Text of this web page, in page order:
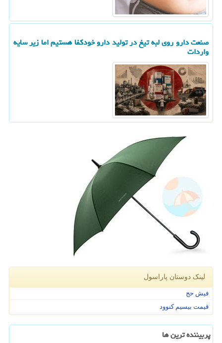
صنعت دارو روی لبه تیغ در تولید دارو خودکفا هستیم اما زیر سایه
واردات
لینک دوستان پاراسول
فیش حج
قیمت بیسیم کنوود
پربیننده ترین ها